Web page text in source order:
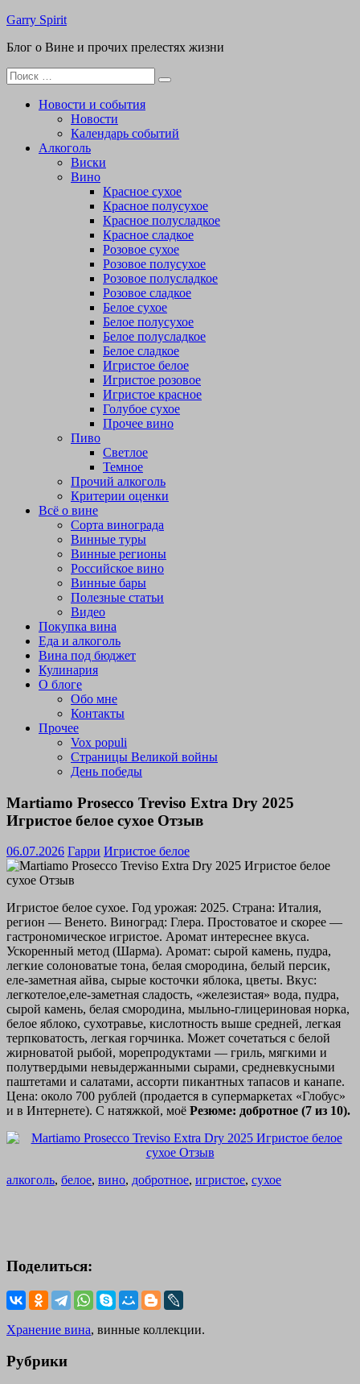
Перейти
содержимому
Garry Spirit
Блог о Вине и прочих прелестях жизни
Поиск
для:
Новости и события
Новости
Календарь событий
Алкоголь
Виски
Вино
Красное сухое
Красное полусухое
Красное полусладкое
Красное сладкое
Розовое сухое
Розовое полусухое
Розовое полусладкое
Розовое сладкое
Белое сухое
Белое полусухое
Белое полусладкое
Белое сладкое
Игристое белое
Игристое розовое
Игристое красное
Голубое сухое
Прочее вино
Пиво
Светлое
Темное
Прочий алкоголь
Критерии оценки
Всё о вине
Сорта винограда
Винные туры
Винные регионы
Российское вино
Винные бары
Полезные статьи
Видео
Покупка вина
Еда и алкоголь
Вина под бюджет
Кулинария
О блоге
Обо мне
Контакты
Прочее
Vox populi
Страницы Великой войны
День победы
Martiamo Prosecco Treviso Extra Dry 2025
Игристое белое сухое Отзыв
06.07.2026 Гарри Игристое белое
Игристое белое сухое. Год урожая: 2025. Страна: Италия,
регион — Венето. Виноград: Глера. Простоватое и скорее —
гастрономическое игристое. Аромат интереснее вкуса.
Ускоренный метод (Шарма). Аромат: сырой камень, пудра,
легкие солоноватые тона, белая смородина, белый персик,
еле-заметная айва, сырые косточки яблока, цветы. Вкус:
легкотелое,еле-заметная сладость, «железистая» вода, пудра,
сырой камень, белая смородина, мыльно-глицериновая норка,
белое яблоко, сухотравье, кислотность выше средней, легкая
терпковатость, легкая горчинка. Может сочетаться с белой
жирноватой рыбой, морепродуктами — гриль, мягкими и
полутвердыми невыдержанными сырами, средневкусными
паштетами и салатами, ассорти пикантных тапасов и канапе.
Цена: около 700 рублей (продается в супермаркетах «Глобус»
и в Интернете). С натяжкой, моё Резюме: добротное (7 из 10).
алкоголь, белое, вино, добротное, игристое, сухое
Поделиться:
Хранение вина, винные коллекции.
Рубрики